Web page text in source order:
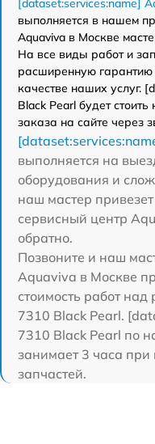
[dataset:services:name]
выполняется в нашем
Aquaviva в Москве
На все виды работ и
расширенную
качестве наших услуг.
Black Pearl будет
заказа на сайте через
выполняется на
оборудования и
наш мастер
сервисный центр
обратно.
Позвоните и наш
Aquaviva в Москве
стоимость работ
7310 Black Pearl.
7310 Black Pearl по
занимает 3 часа
запчастей.